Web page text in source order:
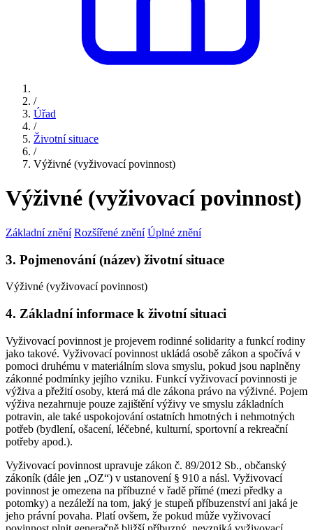
/
Úřad
/
Životní situace
/
Výživné (vyživovací povinnost)
Výživné (vyživovací povinnost)
Základní znění Rozšířené znění Úplné znění
3. Pojmenování (název) životní situace
Výživné (vyživovací povinnost)
4. Základní informace k životní situaci
Vyživovací povinnost je projevem rodinné solidarity a funkcí rodiny
jako takové. Vyživovací povinnost ukládá osobě zákon a spočívá v
pomoci druhému v materiálním slova smyslu, pokud jsou naplněny
zákonné podmínky jejího vzniku. Funkcí vyživovací povinnosti je
výživa a přežití osoby, která má dle zákona právo na výživné. Pojem
výživa nezahrnuje pouze zajištění výživy ve smyslu základních
potravin, ale také uspokojování ostatních hmotných i nehmotných
potřeb (bydlení, ošacení, léčebné, kulturní, sportovní a rekreační
potřeby apod.).
Vyživovací povinnost upravuje zákon č. 89/2012 Sb., občanský
zákoník (dále jen „OZ“) v ustanovení § 910 a násl. Vyživovací
povinnost je omezena na příbuzné v řadě přímé (mezi předky a
potomky) a nezáleží na tom, jaký je stupeň příbuzenství ani jaká je
jeho právní povaha. Platí ovšem, že pokud může vyživovací